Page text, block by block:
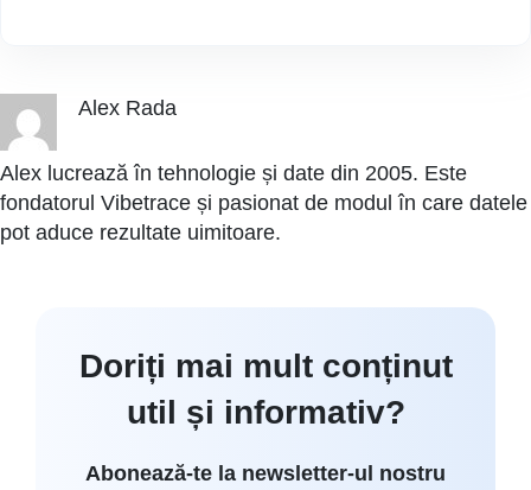
Alex Rada
Alex lucrează în tehnologie și date din 2005. Este
fondatorul Vibetrace și pasionat de modul în care datele
pot aduce rezultate uimitoare.
Doriți mai mult conținut
util și informativ?
Abonează-te la newsletter-ul nostru